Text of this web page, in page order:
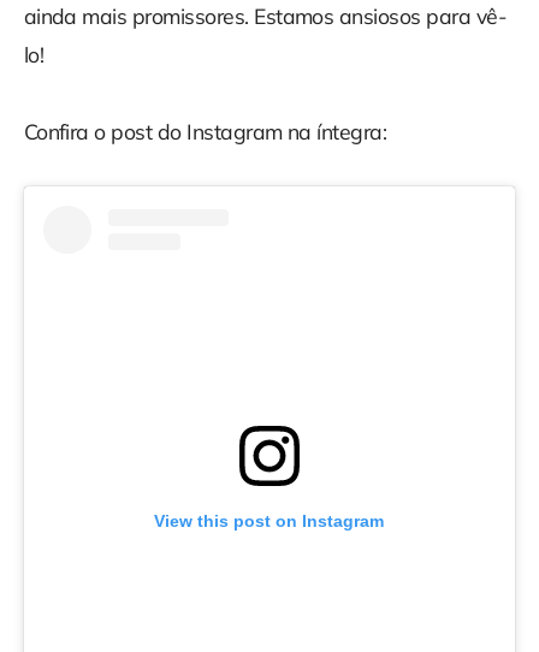
ainda mais promissores. Estamos ansiosos para vê-
lo!
Confira o post do Instagram na íntegra:
View this post on Instagram